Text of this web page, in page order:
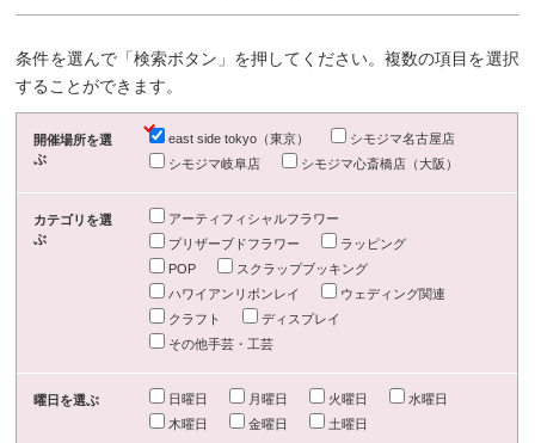
条件を選んで「検索ボタン」を押してください。複数の項目を選択
することができます。
開催場所を選
ぶ
east side tokyo（東京）
シモジマ名古屋店
シモジマ岐阜店
シモジマ心斎橋店（大阪）
カテゴリを選
ぶ
アーティフィシャルフラワー
プリザーブドフラワー
ラッピング
POP
スクラップブッキング
ハワイアンリボンレイ
ウェディング関連
クラフト
ディスプレイ
その他手芸・工芸
曜日を選ぶ 日曜日 月曜日 火曜日
水曜日
木曜日
金曜日 土曜日